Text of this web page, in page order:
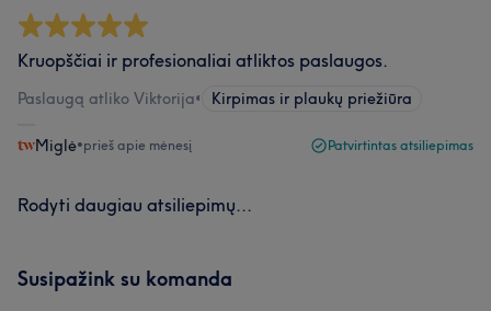
Kruopščiai ir profesionaliai atliktos paslaugos.
Paslaugą atliko Viktorija• Kirpimas ir plaukų priežiūra
Miglė•prieš apie mėnesį Patvirtintas atsiliepimas
Rodyti daugiau atsiliepimų...
Susipažink su komanda